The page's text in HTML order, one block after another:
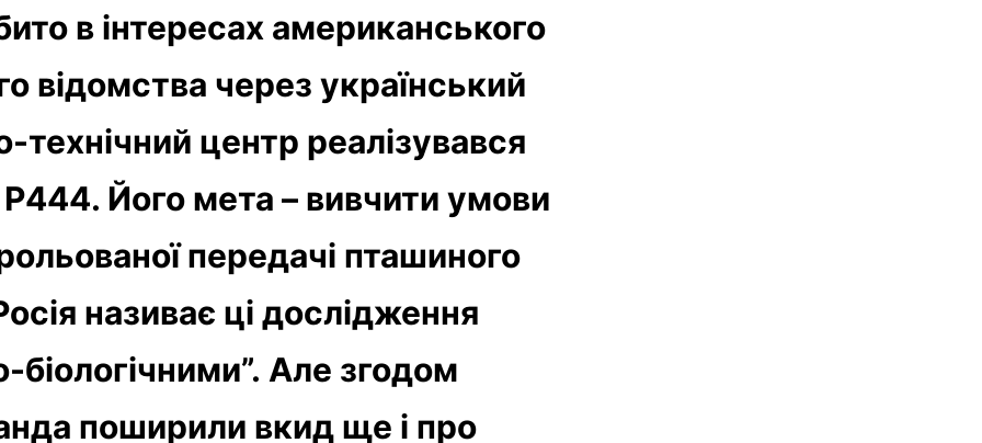
в інтересах американського
відомства через український
технічний центр реалізувався
Його мета – вивчити умови
передачі пташиного
називає ці дослідження
біологічними”. Але згодом
поширили вкид ще і про